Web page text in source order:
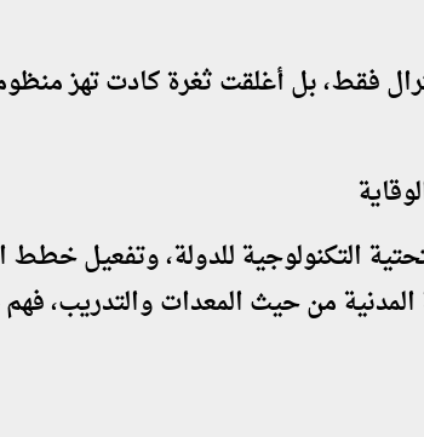
فقط، بل أغلقت ثغرة كادت تهز
التكنولوجية للدولة، وتفعيل خطط
المدنية من حيث المعدات والتدريب،